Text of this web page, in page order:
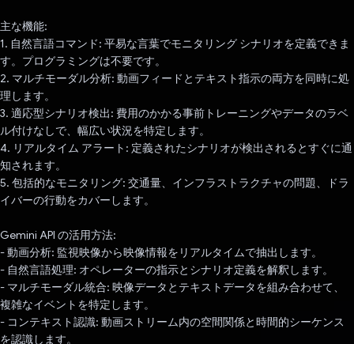
主な機能:
1. 自然言語コマンド: 平易な言葉でモニタリング シナリオを定義できま
す。プログラミングは不要です。
2. マルチモーダル分析: 動画フィードとテキスト指示の両方を同時に処
理します。
3. 適応型シナリオ検出: 費用のかかる事前トレーニングやデータのラベ
ル付けなしで、幅広い状況を特定します。
4. リアルタイム アラート: 定義されたシナリオが検出されるとすぐに通
知されます。
5. 包括的なモニタリング: 交通量、インフラストラクチャの問題、ドラ
イバーの行動をカバーします。
Gemini API の活用方法:
- 動画分析: 監視映像から映像情報をリアルタイムで抽出します。
- 自然言語処理: オペレーターの指示とシナリオ定義を解釈します。
- マルチモーダル統合: 映像データとテキストデータを組み合わせて、
複雑なイベントを特定します。
- コンテキスト認識: 動画ストリーム内の空間関係と時間的シーケンス
を認識します。